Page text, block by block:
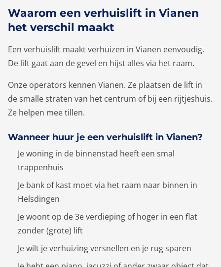
Waarom een verhuislift in Vianen
het verschil maakt
Een verhuislift maakt verhuizen in Vianen eenvoudig.
De lift gaat aan de gevel en hijst alles via het raam.
Onze operators kennen Vianen. Ze plaatsen de lift in
de smalle straten van het centrum of bij een rijtjeshuis.
Ze helpen mee tillen.
Wanneer huur je een verhuislift in Vianen?
Je woning in de binnenstad heeft een smal
trappenhuis
Je bank of kast moet via het raam naar binnen in
Helsdingen
Je woont op de 3e verdieping of hoger in een flat
zonder (grote) lift
Je wilt je verhuizing versnellen en je rug sparen